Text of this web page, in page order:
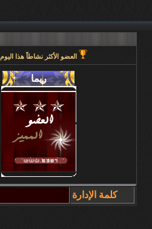
العضو الأكثر نشاطاً هذا اليوم
كلمة الإدارة